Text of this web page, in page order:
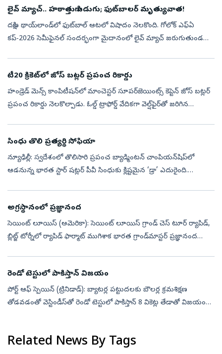
లైవ్ మ్యాచ్‌.. హఠాత్తుగా పిడుగు; ఫుట్‌బాల‌ర్‌ మృత్యువాత!
ద‌క్షిణ థాయ్‌లాండ్‌లో ఫుట్‌బాల్ ఆట‌లో విషాదం నెల‌కొంది. గోలోక్ ఎఫ్ఏ
క‌ప్-2026 సెమీఫైన‌ల్ సంద‌ర్భంగా మైదానంలో లైవ్ మ్యాచ్ జ‌రుగుతుండ‌గా,
టీ20 క్రికెట్‌లో జోస్ బ‌ట్ల‌ర్ ప్ర‌పంచ రికార్డు
హండ్రెడ్ మెన్స్ కాంపిటీష‌న్‌లో మాంచెస్ట‌ర్ సూప‌ర్‌జెయింట్స్ కెప్టెన్ జోస్ బ‌ట్ల‌ర్
ప్ర‌పంచ రికార్డు నెల‌కొల్పాడు. ఓల్డ్ ట్రాఫోర్డ్ వేదికగా వెల్ష్‌ఫైర్‌తో జ‌రిగిన
సింధు తొలి ప్రత్యర్థి సోఫియా
న్యూఢిల్లీ: స్వదేశంలో తొలిసారి ప్రపంచ బ్యాడ్మింటన్‌ చాంపియన్‌షిప్‌లో
ఆడనున్న భారత స్టార్‌ షట్లర్‌ పీవీ సింధుకు క్లిష్టమైన ‘డ్రా’ ఎదురైంది.
అగ్రస్థానంలో ప్రజ్ఞానంద
సెయింట్‌ లూయిస్‌ (అమెరికా): సెయింట్‌ లూయిస్‌ గ్రాండ్‌ చెస్‌ టూర్‌ ర్యాపిడ్,
బ్లిట్జ్‌ టోర్నీలో ర్యాపిడ్‌ ఫార్మాట్‌ ముగిశాక భారత గ్రాండ్‌మాస్టర్‌ ప్రజ్ఞానంద
రెండో టెస్టులో పాకిస్తాన్‌ విజయం
పోర్ట్‌ ఆఫ్‌ స్పెయిన్‌ (ట్రినిడాడ్‌): బ్యాటర్ల పట్టుదలకు బౌలర్ల క్రమశిక్షణ
తోడవడంతో వెస్టిండీస్‌తో రెండో టెస్టులో పాకిస్తాన్‌ 8 వికెట్ల తేడాతో విజయం
Related News By Tags